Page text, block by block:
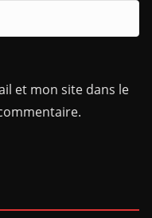
et mon site dans le